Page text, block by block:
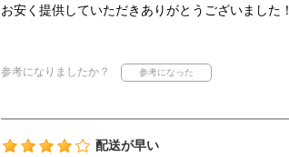
お安く提供していただきありがとうございました！
参考になりましたか？
配送が早い